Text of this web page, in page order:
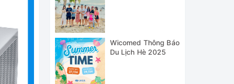
Wicomed Thông Báo
Du Lịch Hè 2025